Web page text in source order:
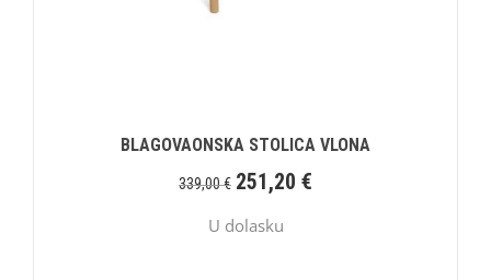
BLAGOVAONSKA STOLICA VLONA
339,00€ 251,20 €
U dolasku